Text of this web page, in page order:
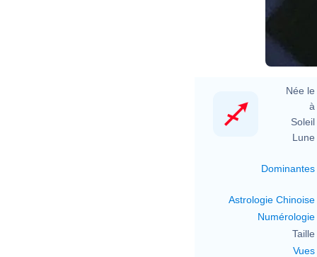
Née le
à
Soleil
Lune
Dominantes
Astrologie Chinoise
Numérologie
Taille
Vues